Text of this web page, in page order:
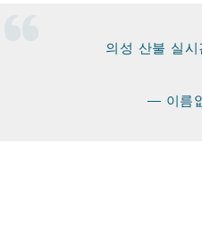
의성 산불 실
— 이름